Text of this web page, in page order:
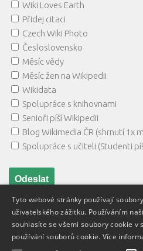
Wiki Loves Earth
Přidej citaci
Czech Wiki Photo
Česloslovensko
Měsíc vědy
Měsíc žen na Wikipedii
Wikidata
Spolupráce s knihovnami
Senioři píší Wikipedii
Blog Wikimedia ČR (shrnutí 1x
Spolupráce s učiteli (Studenti
Tyto webové stránky používají
uživatelského zážitku. Používáním
souhlasíte se všemi soubory cookie v
používání souborů cookie. Více